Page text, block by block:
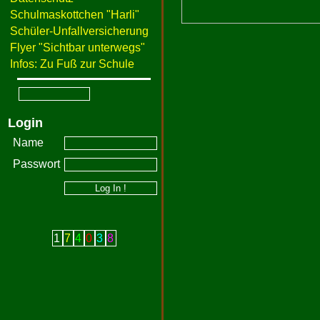
Schulmaskottchen "Harli"
Schüler-Unfallversicherung
Flyer "Sichtbar unterwegs"
Infos: Zu Fuß zur Schule
Login
Name
Passwort
1 7 4 0 3 8